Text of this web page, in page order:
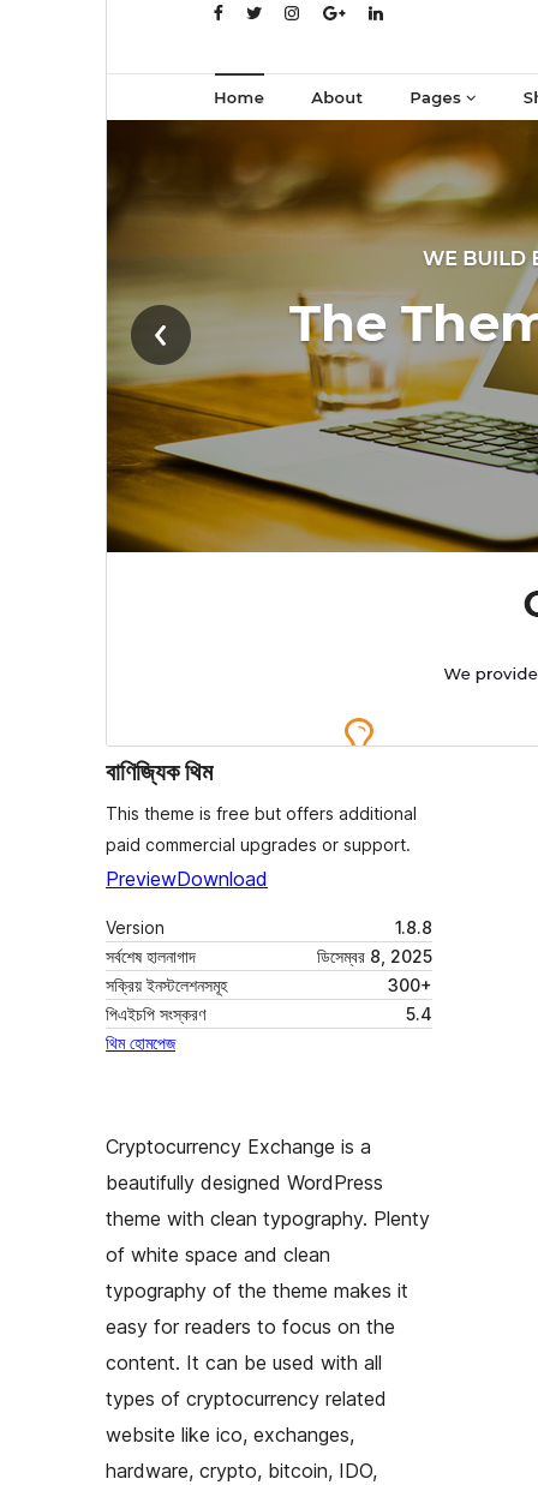
বাণিজ্যিক থিম
This theme is free but offers additional
paid commercial upgrades or support.
PreviewDownload
Version
1.8.8
সর্বশেষ হালনাগাদ
ডিসেম্বর 8, 2025
সক্রিয় ইনস্টলেশনসমূহ
300+
পিএইচপি সংস্করণ
5.4
থিম হোমপেজ
Cryptocurrency Exchange is a
beautifully designed WordPress
theme with clean typography. Plenty
of white space and clean
typography of the theme makes it
easy for readers to focus on the
content. It can be used with all
types of cryptocurrency related
website like ico, exchanges,
hardware, crypto, bitcoin, IDO,